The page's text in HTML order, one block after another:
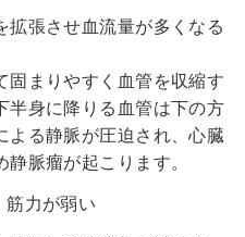
拡張させ血流量が多くなる
固まりやすく血管を収縮す
半身に降りる血管は下の方
よる静脈が圧迫され、心臓
脈瘤が起こります。
力が弱い